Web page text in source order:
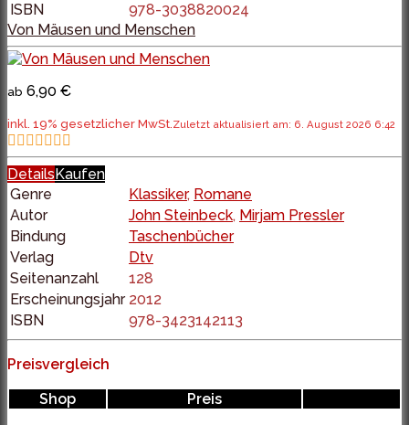
ISBN
978-3038820024
Von Mäusen und Menschen
ab 6,90 €
inkl. 19% gesetzlicher MwSt.Zuletzt aktualisiert am: 6. August 2026 6:42
Details Kaufen
Genre
Klassiker, Romane
Autor
John Steinbeck, Mirjam Pressler
Bindung
Taschenbücher
Verlag
Dtv
Seitenanzahl
128
Erscheinungsjahr 2012
ISBN
978-3423142113
Preisvergleich
Shop
Preis